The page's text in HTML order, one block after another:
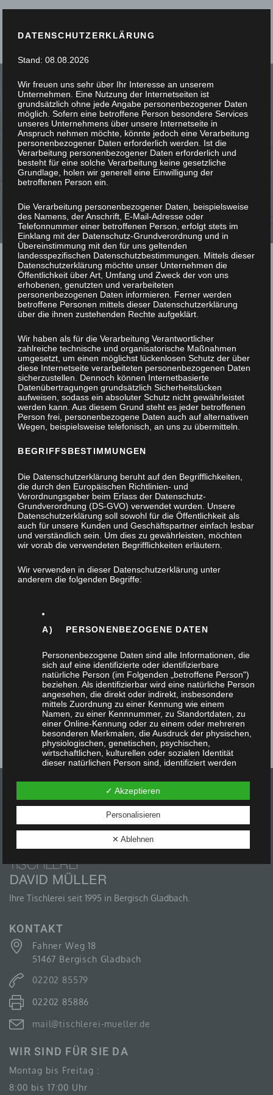
SIE STÖBERN, WIR
SCHREINERN
Schmieden: Tischler und glühendes Metall
Am 27. Januar fand unser Betriebsausflug
Ihre Tischlerei seit 1995 in Bergisch Gladbach.
KONTAKT
Fahner Weg 18
51467 Bergisch Gladbach
02202 85579
02202 85886
mail@tischlerei-mueller.de
WIR SIND FÜR SIE DA
Montag bis Freitag :
8:00 bis 17:00 Uhr
DATENSCHUTZERKLÄRUNG
Stand: 08.08.2026
Wir freuen uns sehr über Ihr Interesse an unserem
Unternehmen. Eine Nutzung der Internetseiten ist
grundsätzlich ohne jede Angabe personenbezogener Daten
möglich. Sofern eine betroffene Person besondere Services
unseres Unternehmens über unsere Internetseite in
Anspruch nehmen möchte, könnte jedoch eine Verarbeitung
personenbezogener Daten erforderlich werden. Ist die
Verarbeitung personenbezogener Daten erforderlich und
besteht für eine solche Verarbeitung keine gesetzliche
Grundlage, holen wir generell eine Einwilligung der
betroffenen Person ein.
Die Verarbeitung personenbezogener Daten, beispielsweise
des Namens, der Anschrift, E-Mail-Adresse oder
Telefonnummer einer betroffenen Person, erfolgt stets im
Einklang mit der Datenschutz-Grundverordnung und in
Übereinstimmung mit den für uns geltenden
landesspezifischen Datenschutzbestimmungen. Mittels dieser
Datenschutzerklärung möchte unser Unternehmen die
Öffentlichkeit über Art, Umfang und Zweck der von uns
erhobenen, genutzten und verarbeiteten
personenbezogenen Daten informieren. Ferner werden
betroffene Personen mittels dieser Datenschutzerklärung
über die ihnen zustehenden Rechte aufgeklärt.
Wir haben als für die Verarbeitung Verantwortlicher
zahlreiche technische und organisatorische Maßnahmen
umgesetzt, um einen möglichst lückenlosen Schutz der über
diese Internetseite verarbeiteten personenbezogenen Daten
sicherzustellen. Dennoch können Internetbasierte
Datenübertragungen grundsätzlich Sicherheitslücken
aufweisen, sodass ein absoluter Schutz nicht gewährleistet
werden kann. Aus diesem Grund steht es jeder betroffenen
Person frei, personenbezogene Daten auch auf alternativen
Wegen, beispielsweise telefonisch, an uns zu übermitteln.
BEGRIFFSBESTIMMUNGEN
Die Datenschutzerklärung beruht auf den Begrifflichkeiten,
die durch den Europäischen Richtlinien- und
Verordnungsgeber beim Erlass der Datenschutz-
Grundverordnung (DS-GVO) verwendet wurden. Unsere
Datenschutzerklärung soll sowohl für die Öffentlichkeit als
auch für unsere Kunden und Geschäftspartner einfach lesbar
und verständlich sein. Um dies zu gewährleisten, möchten
wir vorab die verwendeten Begrifflichkeiten erläutern.
Wir verwenden in dieser Datenschutzerklärung unter
anderem die folgenden Begriffe:
A) PERSONENBEZOGENE DATEN
Personenbezogene Daten sind alle Informationen, die
sich auf eine identifizierte oder identifizierbare
natürliche Person (im Folgenden „betroffene Person")
beziehen. Als identifizierbar wird eine natürliche Person
angesehen, die direkt oder indirekt, insbesondere
mittels Zuordnung zu einer Kennung wie einem
Namen, zu einer Kennnummer, zu Standortdaten, zu
einer Online-Kennung oder zu einem oder mehreren
besonderen Merkmalen, die Ausdruck der physischen,
physiologischen, genetischen, psychischen,
wirtschaftlichen, kulturellen oder sozialen Identität
dieser natürlichen Person sind, identifiziert werden
B) BETROFFENE PERSON
identifizierbare natürliche Person, deren
personenbezogene Daten von dem für die
Verarbeitung Verantwortlichen verarbeitet werden.
C) VERARBEITUNG
automatisierter Verfahren ausgeführte Vorgang oder
personenbezogenen Daten wie das Erheben, das
Speicherung, die Anpassung oder Veränderung, das
andere Form der Bereitstellung, den Abgleich oder die
die Vernichtung.
✓ Akzeptieren
Personalisieren
✕ Ablehnen